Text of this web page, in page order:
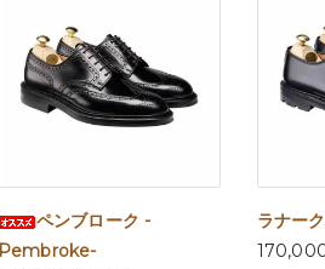
ペンブローク -
Pembroke-
ラナー